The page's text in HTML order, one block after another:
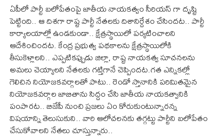
ఏపీలో పార్టీ బలోపేతంపై జాతీయ నాయకత్వం సీరియస్ గా దృష్టి
పెట్టింది.. ఆ దిశగా రాష్ట పార్టీ నేతలకు దిశానిర్దేశం చేసిందట.. పార్టీ
కార్యాలయాల్లో ఉండకుండా.. క్షేత్రస్థాయిలో పర్యటించాలని
ఆదేశించిందట. కేంద్ర ప్రభుత్వ పథకాలను క్షేత్రస్థాయిలోకి
తీసుకెళ్లాలని.. ఎప్పటికప్పుడు జిల్లా, రాష్ట నాయకత్వ సూచనలను
అమలు చెయ్యాలని నేతలకు గట్తిగానే చెప్పిందట.గత ఎన్నికల్లో
గెలిచిన నియోజకవర్గాలతో పాటు.. రెండో స్తానానికి పరిమితమైన
నియోజకవర్గాల జాబితాను సిద్దం చేసి జాతీయ నాయకత్వానికి
పంపారట.. బిజేపీ నుంచి ప్రజలు ఏం కోరుకుంటున్నారన్న
విషయాన్ని తెలుసుకుని.. వారి ఆలోచలనకు తగ్గట్టు పార్టీని బలోపేతం
చేసుకోవాలని నేతలు చూస్తున్నారు..